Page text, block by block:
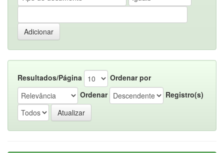
Resultados/Página
Ordenar por
Ordenar
Registro(s)